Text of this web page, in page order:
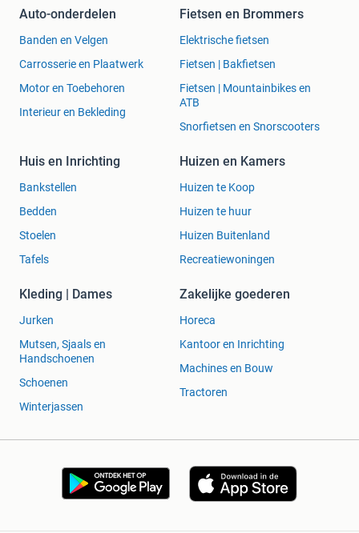
Auto-onderdelen
Banden en Velgen
Carrosserie en Plaatwerk
Motor en Toebehoren
Interieur en Bekleding
Fietsen en Brommers
Elektrische fietsen
Fietsen | Bakfietsen
Fietsen | Mountainbikes en
ATB
Snorfietsen en Snorscooters
Huis en Inrichting
Bankstellen
Bedden
Stoelen
Tafels
Huizen en Kamers
Huizen te Koop
Huizen te huur
Huizen Buitenland
Recreatiewoningen
Kleding | Dames
Jurken
Mutsen, Sjaals en
Handschoenen
Schoenen
Winterjassen
Zakelijke goederen
Horeca
Kantoor en Inrichting
Machines en Bouw
Tractoren